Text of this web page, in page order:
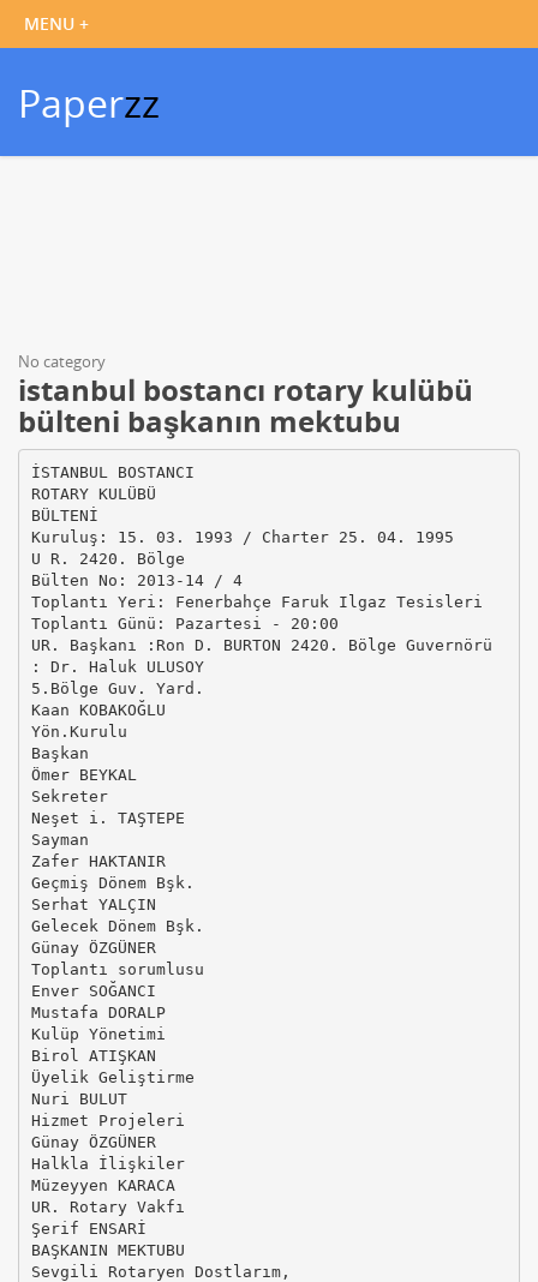
Paperzz
No category
istanbul bostancı rotary kulübü
bülteni başkanın mektubu
İSTANBUL BOSTANCI
ROTARY KULÜBÜ
BÜLTENİ
Kuruluş: 15. 03. 1993 / Charter 25. 04. 1995
U R. 2420. Bölge
Bülten No: 2013-14 / 4
Toplantı Yeri: Fenerbahçe Faruk Ilgaz Tesisleri
Toplantı Günü: Pazartesi - 20:00
UR. Başkanı :Ron D. BURTON 2420. Bölge Guvernörü
: Dr. Haluk ULUSOY
5.Bölge Guv. Yard.
Kaan KOBAKOĞLU
Yön.Kurulu
Başkan
Ömer BEYKAL
Sekreter
Neşet i. TAŞTEPE
Sayman
Zafer HAKTANIR
Geçmiş Dönem Bşk.
Serhat YALÇIN
Gelecek Dönem Bşk.
Günay ÖZGÜNER
Toplantı sorumlusu
Enver SOĞANCI
Mustafa DORALP
Kulüp Yönetimi
Birol ATIŞKAN
Üyelik Geliştirme
Nuri BULUT
Hizmet Projeleri
Günay ÖZGÜNER
Halkla İlişkiler
Müzeyyen KARACA
UR. Rotary Vakfı
Şerif ENSARİ
BAŞKANIN MEKTUBU
Sevgili Rotaryen Dostlarım,